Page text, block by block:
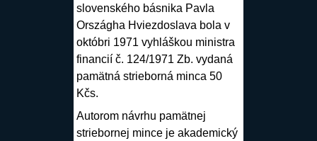
slovenského básnika Pavla
Országha Hviezdoslava bola v
októbri 1971 vyhláškou ministra
financií č. 124/1971 Zb. vydaná
pamätná strieborná minca 50
Kčs.
Autorom návrhu pamätnej
striebornej mince je akademický